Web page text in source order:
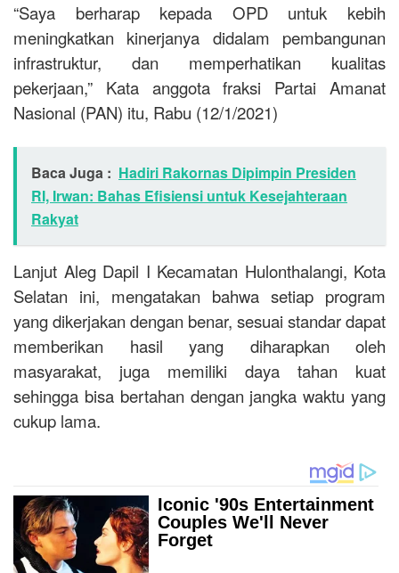
“Saya berharap kepada OPD untuk kebih
meningkatkan kinerjanya didalam pembangunan
infrastruktur, dan memperhatikan kualitas
pekerjaan,” Kata anggota fraksi Partai Amanat
Nasional (PAN) itu, Rabu (12/1/2021)
Baca Juga : Hadiri Rakornas Dipimpin Presiden
RI, Irwan: Bahas Efisiensi untuk Kesejahteraan
Rakyat
Lanjut Aleg Dapil I Kecamatan Hulonthalangi, Kota
Selatan ini, mengatakan bahwa setiap program
yang dikerjakan dengan benar, sesuai standar dapat
memberikan hasil yang diharapkan oleh
masyarakat, juga memiliki daya tahan kuat
sehingga bisa bertahan dengan jangka waktu yang
cukup lama.